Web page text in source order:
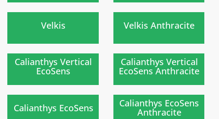
Velkis
Nouveau
Velkis Anthracite
Nouveau
Calianthys Vertical
EcoSens
prochainement
Calianthys Vertical
EcoSens Anthracite
prochainement
Calianthys EcoSens Calianthys EcoSens
Anthracite